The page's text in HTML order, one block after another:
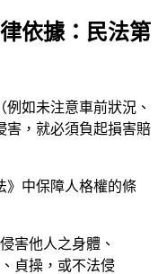
依據：民法第
如未注意車前狀況、
害，就必須負起損害賠
》中保障人格權的條
害他人之身體、
貞操，或不法侵